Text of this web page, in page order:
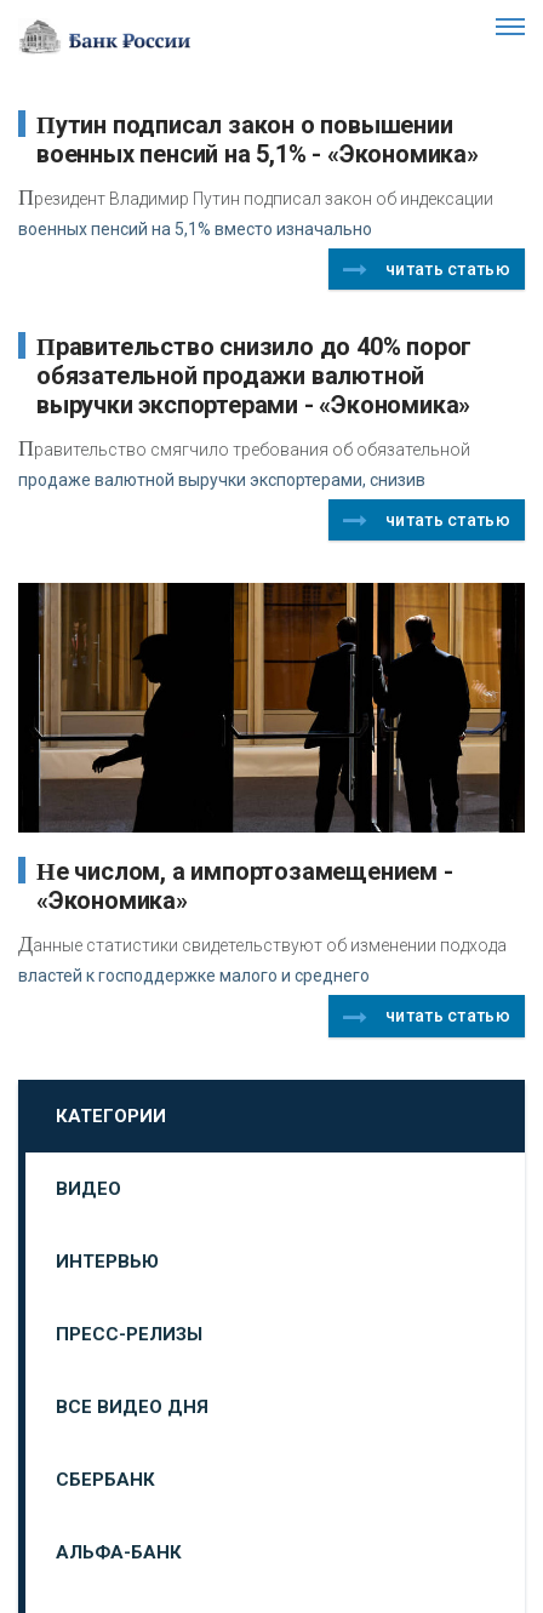
Путин подписал закон о повышении
военных пенсий на 5,1% - «Экономика»
Президент Владимир Путин подписал закон об индексации
военных пенсий на 5,1% вместо изначально
читать статью
Правительство снизило до 40% порог
обязательной продажи валютной
выручки экспортерами - «Экономика»
Правительство смягчило требования об обязательной
продаже валютной выручки экспортерами, снизив
читать статью
Не числом, а импортозамещением -
«Экономика»
Данные статистики свидетельствуют об изменении подхода
властей к господдержке малого и среднего
читать статью
КАТЕГОРИИ
ВИДЕО
ИНТЕРВЬЮ
ПРЕСС-РЕЛИЗЫ
ВСЕ ВИДЕО ДНЯ
СБЕРБАНК
АЛЬФА-БАНК